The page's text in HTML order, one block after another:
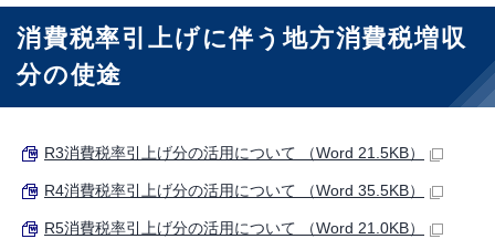
消費税率引上げに伴う地方消費税増収
分の使途
R3消費税率引上げ分の活用について （Word 21.5KB）
R4消費税率引上げ分の活用について （Word 35.5KB）
R5消費税率引上げ分の活用について （Word 21.0KB）